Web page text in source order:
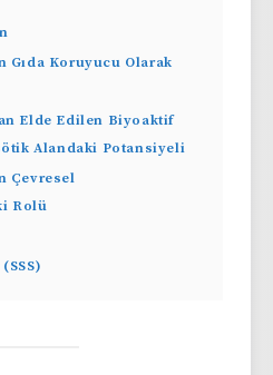
Gıda Koruyucu Olarak
Elde Edilen Biyoaktif
Alandaki Potansiyeli
Çevresel
Rolü